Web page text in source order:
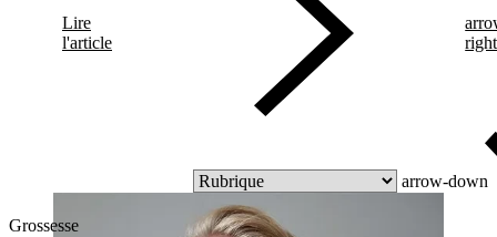
Lire
l'article
right
arrow-down
Grossesse